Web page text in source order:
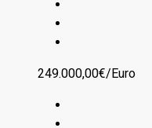
249.000,00€/Euro